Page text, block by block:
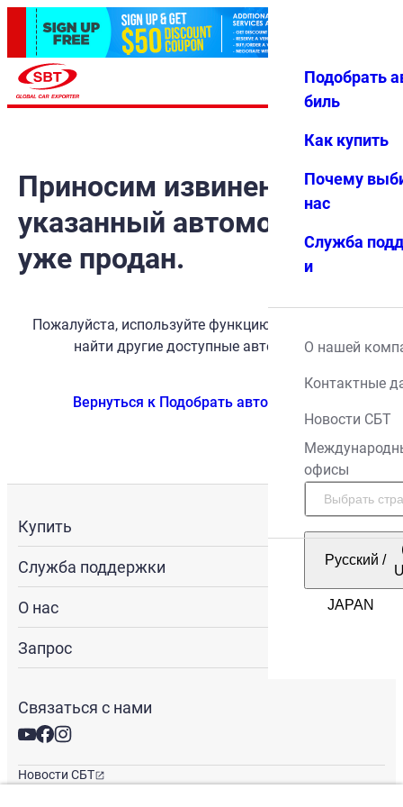
Избранн
Меню
Подобрать
биль
Как купить
Почему
нас
Служба
и
О нашей
Контактные
Новости СБТ
офисы
Русский /
Приносим извинения, но
указанный автомобиль
уже продан.
Пожалуйста, используйте функцию поиска, чтобы
найти другие доступные автомобили.
Вернуться к Подобрать автомобиль
Купить
Служба поддержки
О нас
Запрос
Связаться с нами
Новости СБТ